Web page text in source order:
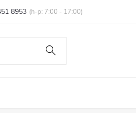
8953
és reklamáció Általános Szerződési